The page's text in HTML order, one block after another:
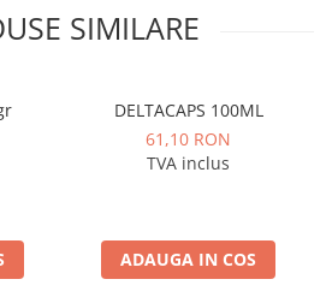
SIMILARE
DELTACAPS 100ML
61,10 RON
TVA inclus
ADAUGA IN COS